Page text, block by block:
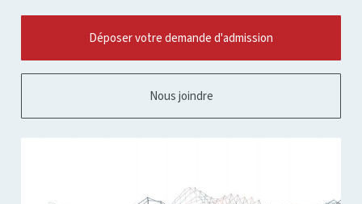
Déposer votre demande d'admission
Nous joindre